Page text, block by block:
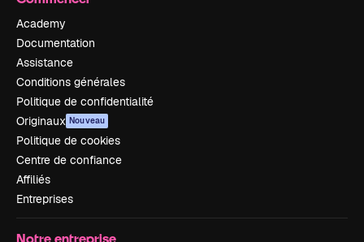
Academy
Documentation
Assistance
Conditions générales
Politique de confidentialité
Originaux Nouveau
Politique de cookies
Centre de confiance
Affiliés
Entreprises
Notre entreprise